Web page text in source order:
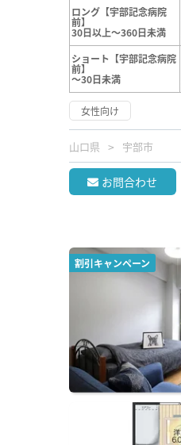
ロング【宇部記念病院
前】
30日以上～360日未満
ショート【宇部記念病院
前】
～30日未満
女性向け
山口県 宇部市
お問合わせ
割引キャンペーン